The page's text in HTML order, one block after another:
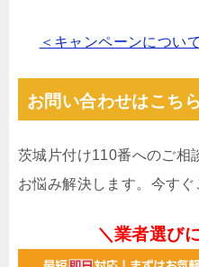
＜キャンペーンについ
お問い合わせはこちら
茨城片付け110番へのご相
お悩み解決します。今すぐ
＼業者選び